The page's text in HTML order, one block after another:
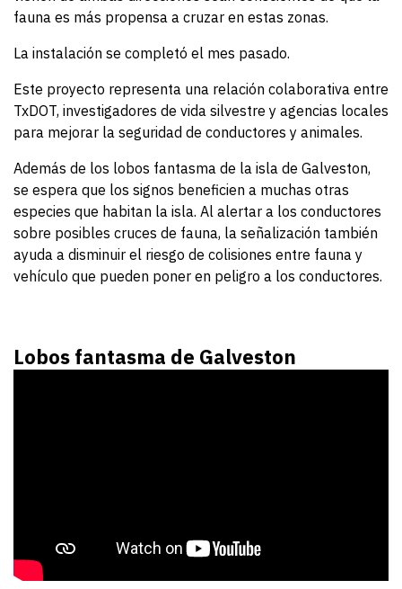
fauna es más propensa a cruzar en estas zonas.
La instalación se completó el mes pasado.
Este proyecto representa una relación colaborativa entre
TxDOT, investigadores de vida silvestre y agencias locales
para mejorar la seguridad de conductores y animales.
Además de los lobos fantasma de la isla de Galveston,
se espera que los signos beneficien a muchas otras
especies que habitan la isla. Al alertar a los conductores
sobre posibles cruces de fauna, la señalización también
ayuda a disminuir el riesgo de colisiones entre fauna y
vehículo que pueden poner en peligro a los conductores.
Lobos fantasma de Galveston